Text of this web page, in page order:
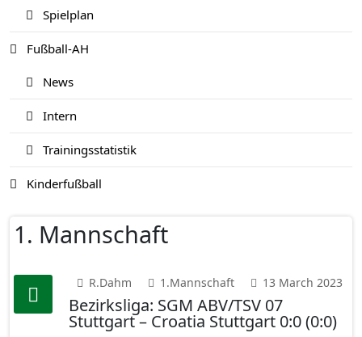
Spielplan
Fußball-AH
News
Intern
Trainingsstatistik
Kinderfußball
1. Mannschaft
R.Dahm 1.Mannschaft 13 March 2023
Bezirksliga: SGM ABV/TSV 07
Stuttgart – Croatia Stuttgart 0:0 (0:0)